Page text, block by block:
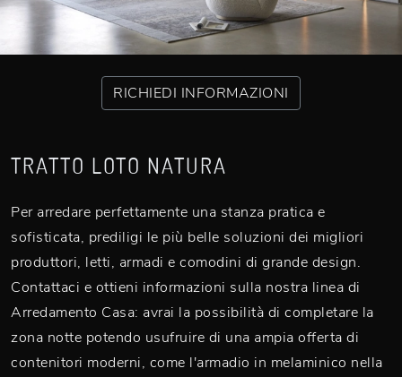
RICHIEDI INFORMAZIONI
TRATTO LOTO NATURA
Per arredare perfettamente una stanza pratica e
sofisticata, prediligi le più belle soluzioni dei migliori
produttori, letti, armadi e comodini di grande design.
Contattaci e ottieni informazioni sulla nostra linea di
Arredamento Casa: avrai la possibilità di completare la
zona notte potendo usufruire di una ampia offerta di
contenitori moderni, come l'armadio in melaminico nella